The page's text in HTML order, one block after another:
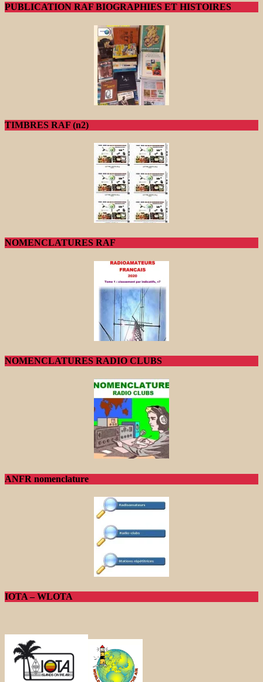
PUBLICATION RAF BIOGRAPHIES ET HISTOIRES
TIMBRES RAF (n2)
NOMENCLATURES RAF
NOMENCLATURES RADIO CLUBS
ANFR nomenclature
IOTA – WLOTA